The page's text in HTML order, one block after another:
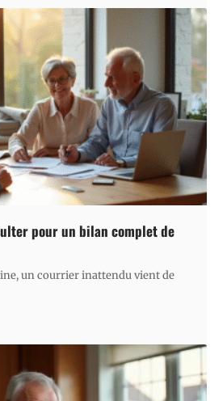
pour un bilan complet de
un courrier inattendu vient de